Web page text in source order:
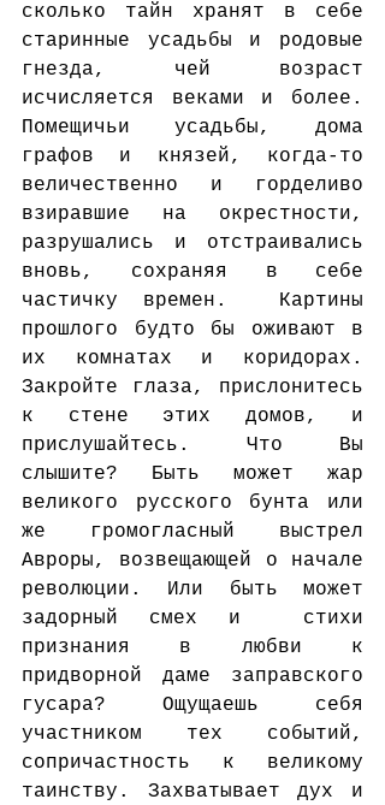
сколько тайн хранят в себе
старинные усадьбы и родовые
гнезда, чей возраст
исчисляется веками и более.
Помещичьи усадьбы, дома
графов и князей, когда-то
величественно и горделиво
взиравшие на окрестности,
разрушались и отстраивались
вновь, сохраняя в себе
частичку времен.  Картины
прошлого будто бы оживают в
их комнатах и коридорах.
Закройте глаза, прислонитесь
к стене этих домов, и
прислушайтесь. Что Вы
слышите? Быть может жар
великого русского бунта или
же громогласный выстрел
Авроры, возвещающей о начале
революции. Или быть может
задорный смех и  стихи
признания в любви к
придворной даме заправского
гусара? Ощущаешь себя
участником тех событий,
сопричастность к великому
таинству. Захватывает дух и